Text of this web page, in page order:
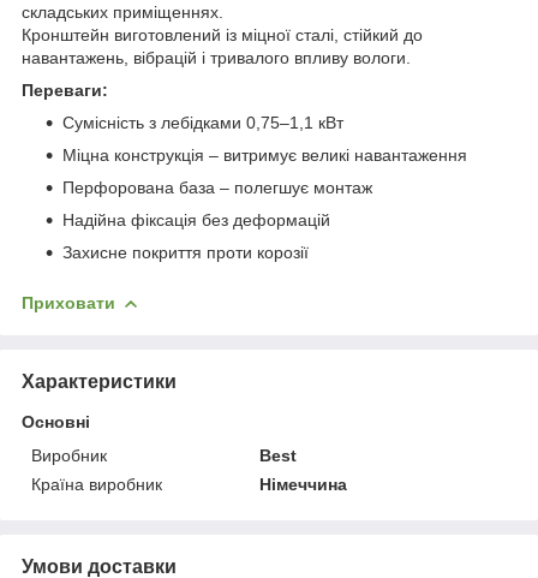
складських приміщеннях.
Кронштейн виготовлений із міцної сталі, стійкий до
навантажень, вібрацій і тривалого впливу вологи.
Переваги:
Сумісність з лебідками 0,75–1,1 кВт
Міцна конструкція – витримує великі навантаження
Перфорована база – полегшує монтаж
Надійна фіксація без деформацій
Захисне покриття проти корозії
Приховати
Характеристики
Основні
Виробник
Best
Країна виробник
Німеччина
Умови доставки